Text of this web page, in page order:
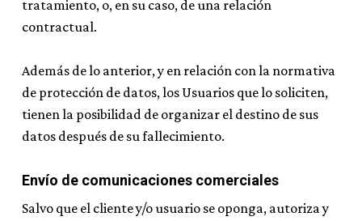
tratamiento, o, en su caso, de una relación
contractual.
Además de lo anterior, y en relación con la normativa
de protección de datos, los Usuarios que lo soliciten,
tienen la posibilidad de organizar el destino de sus
datos después de su fallecimiento.
Envío de comunicaciones comerciales
Salvo que el cliente y/o usuario se oponga, autoriza y